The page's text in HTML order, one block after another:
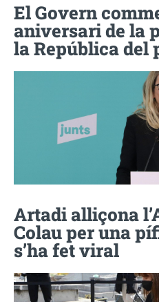
El Govern
aniversari de la
la República del
Artadi alliçona
Colau per una
s’ha fet viral